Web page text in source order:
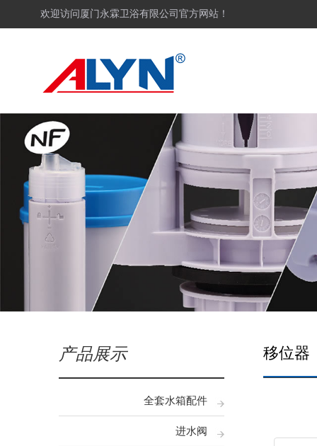
欢迎访问厦门永霖卫浴有限公司官方网站！
产品展示
全套水箱配件
进水阀
移位器